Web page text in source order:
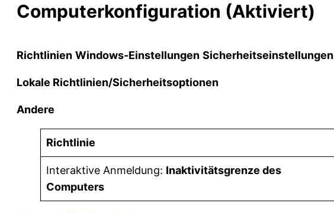
Computerkonfiguration (Aktiviert)
Richtlinien Windows-Einstellungen Sicherheitseinstellungen
Lokale Richtlinien/Sicherheitsoptionen
Andere
Richtlinie
Interaktive Anmeldung: Inaktivitätsgrenze des
Computers